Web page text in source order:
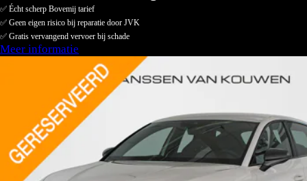
✅ Écht scherp Bovemij tarief
✅ Geen eigen risico bij reparatie door JVK
✅ Gratis vervangend vervoer bij schade
Meer informatie